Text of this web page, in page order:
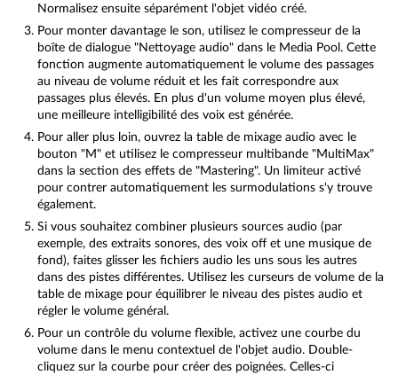
Normalisez ensuite séparément l'objet vidéo créé.
Pour monter davantage le son, utilisez le compresseur de la
boîte de dialogue "Nettoyage audio" dans le Media Pool. Cette
fonction augmente automatiquement le volume des passages
au niveau de volume réduit et les fait correspondre aux
passages plus élevés. En plus d'un volume moyen plus élevé,
une meilleure intelligibilité des voix est générée.
Pour aller plus loin, ouvrez la table de mixage audio avec le
bouton "M" et utilisez le compresseur multibande "MultiMax"
dans la section des effets de "Mastering". Un limiteur activé
pour contrer automatiquement les surmodulations s'y trouve
également.
Si vous souhaitez combiner plusieurs sources audio (par
exemple, des extraits sonores, des voix off et une musique de
fond), faites glisser les fichiers audio les uns sous les autres
dans des pistes différentes. Utilisez les curseurs de volume de la
table de mixage pour équilibrer le niveau des pistes audio et
régler le volume général.
Pour un contrôle du volume flexible, activez une courbe du
volume dans le menu contextuel de l'objet audio. Double-
cliquez sur la courbe pour créer des poignées. Celles-ci